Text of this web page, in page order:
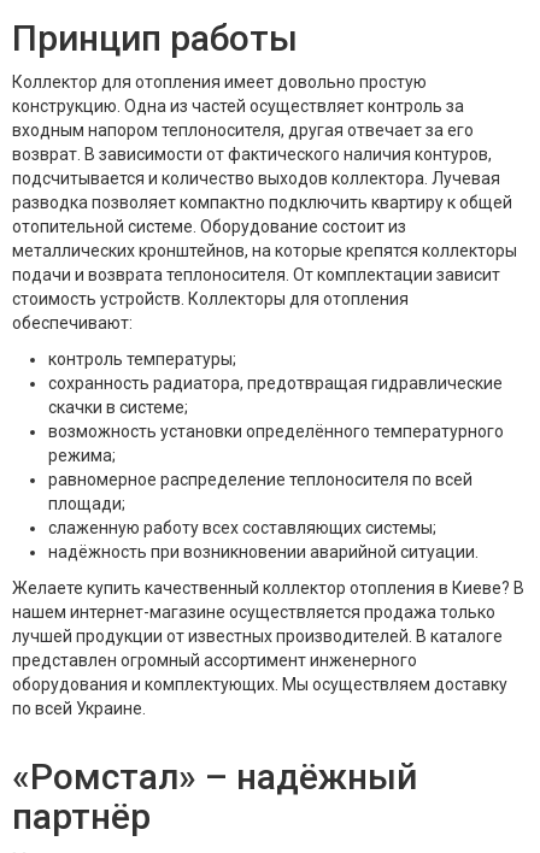
Принцип работы
Коллектор для отопления имеет довольно простую
конструкцию. Одна из частей осуществляет контроль за
входным напором теплоносителя, другая отвечает за его
возврат. В зависимости от фактического наличия контуров,
подсчитывается и количество выходов коллектора. Лучевая
разводка позволяет компактно подключить квартиру к общей
отопительной системе. Оборудование состоит из
металлических кронштейнов, на которые крепятся коллекторы
подачи и возврата теплоносителя. От комплектации зависит
стоимость устройств. Коллекторы для отопления
обеспечивают:
контроль температуры;
сохранность радиатора, предотвращая гидравлические
скачки в системе;
возможность установки определённого температурного
режима;
равномерное распределение теплоносителя по всей
площади;
слаженную работу всех составляющих системы;
надёжность при возникновении аварийной ситуации.
Желаете купить качественный коллектор отопления в Киеве? В
нашем интернет-магазине осуществляется продажа только
лучшей продукции от известных производителей. В каталоге
представлен огромный ассортимент инженерного
оборудования и комплектующих. Мы осуществляем доставку
по всей Украине.
«Ромстал» – надёжный
партнёр